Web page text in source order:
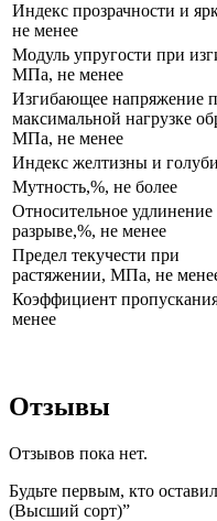
Индекс прозрачности и
не менее
Модуль упругости при
МПа, не менее
Изгибающее напряжение
максимальной нагрузке
МПа, не менее
Индекс желтизны и
Мутность,%, не более
Относительное удлинение
разрыве,%, не менее
Предел текучести при
растяжении, МПа, не
Коэффициент
менее
Отзывы
Отзывов пока нет.
Будьте первым, кто
(Высший сорт)”